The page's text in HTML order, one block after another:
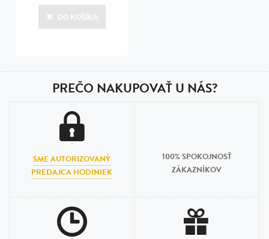
DO KOŠÍKA
PREČO NAKUPOVAŤ U NÁS?
SME AUTORIZOVANÝ
PREDAJCA HODINIEK
100% SPOKOJNOSŤ
ZÁKAZNÍKOV